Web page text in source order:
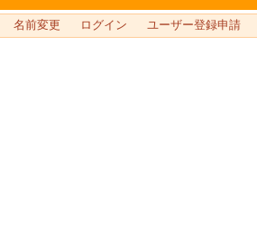
名前変更 ログイン ユーザー登録申請